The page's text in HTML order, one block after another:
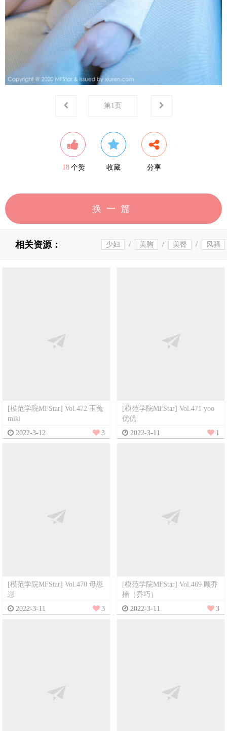
第1页
18 个赞 收藏 分享
换一篇
相关资源： 少妇 / 美胸 / 美臀 / 风骚
[模范学院MFStar] Vol.472 玉兔
miki
2022-3-12
3
[模范学院MFStar] Vol.471 yoo
优优
2022-3-11
1
[模范学院MFStar] Vol.470 母崽
崽
2022-3-11
3
[模范学院MFStar] Vol.469 顾乔
楠（乔巧）
2022-3-11
3